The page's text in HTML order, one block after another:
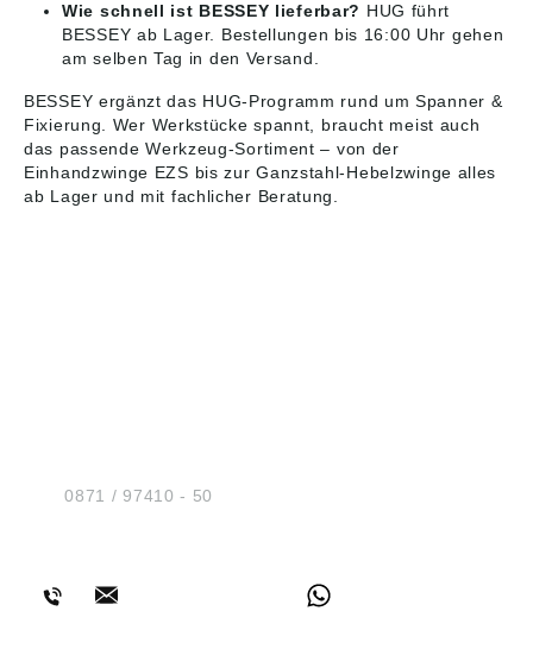
Wie schnell ist BESSEY lieferbar? HUG führt
BESSEY ab Lager. Bestellungen bis 16:00 Uhr gehen
am selben Tag in den Versand.
BESSEY ergänzt das HUG-Programm rund umSpanner &
Fixierung . Wer Werkstücke spannt, braucht meist auch
das passendeWerkzeug-Sortiment – von der
Einhandzwinge EZS bis zur Ganzstahl-Hebelzwinge alles
ab Lager und mit fachlicher Beratung.
Tel.:0871 / 97410 - 50